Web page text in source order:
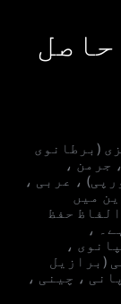
(برطانوی
جرمن ،
، عربی ،
میں
حفظ
،
،
(برازیل
، چینی ،